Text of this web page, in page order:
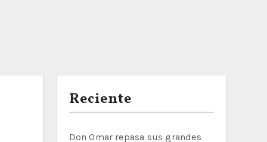
Reciente
Don Omar repasa sus grandes